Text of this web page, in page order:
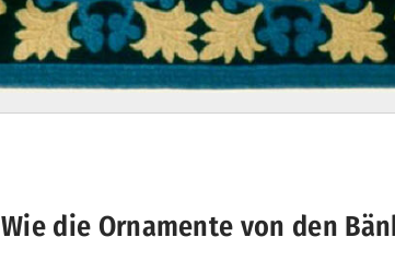
Wie die Ornamente von den